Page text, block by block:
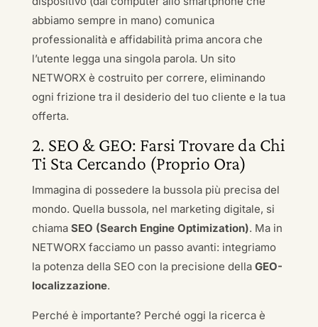
abbiamo sempre in mano) comunica
professionalità e affidabilità prima ancora che
l’utente legga una singola parola. Un sito
NETWORX è costruito per correre, eliminando
ogni frizione tra il desiderio del tuo cliente e la tua
offerta.
2. SEO & GEO: Farsi Trovare da Chi
Ti Sta Cercando (Proprio Ora)
Immagina di possedere la bussola più precisa del
mondo. Quella bussola, nel marketing digitale, si
chiama SEO (Search Engine Optimization). Ma in
NETWORX facciamo un passo avanti: integriamo
la potenza della SEO con la precisione della GEO-
localizzazione.
Perché è importante? Perché oggi la ricerca è